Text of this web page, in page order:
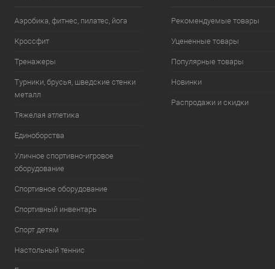
Аэробика, фитнес, пилатес, йога
Кроссфит
Тренажеры
Турники, брусья, шведские стенки
металл
Тяжелая атлетика
Единоборства
Уличное спортивно-игровое
оборудование
Спортивное оборудование
Спортивный инвентарь
Спорт детям
Настольный теннис
Рекомендуемые товары
Уцененные товары
Популярные товары
Новинки
Распродажи и скидки